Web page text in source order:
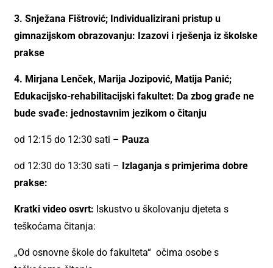
3. Snježana Fištrović; Individualizirani pristup u
gimnazijskom obrazovanju: Izazovi i rješenja iz školske
prakse
4. Mirjana Lenček, Marija Jozipović, Matija Panić;
Edukacijsko-rehabilitacijski fakultet: Dazbog građe ne
bude svađe: jednostavnim jezikom o čitanju
od 12:15 do 12:30 sati – Pauza
od 12:30 do 13:30 sati – Izlaganja s primjerima dobre
prakse:
Kratki video osvrt: Iskustvo u školovanju djeteta s
teškoćama čitanja:
„Od osnovne škole do fakulteta“ očima osobe s